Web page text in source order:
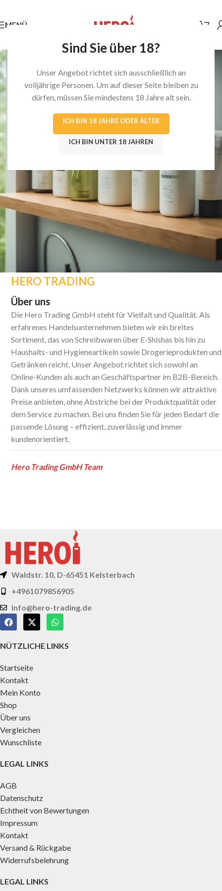
Sind Sie über 18?
Unser Angebot richtet sich ausschließlich an
volljährige Personen. Um auf dieser Seite bleiben zu
dürfen, müssen Sie mindestens 18 Jahre alt sein.
ICH BIN 18 JAHRE ODER ÄLTER
ICH BIN UNTER 18 JAHREN
MENÜ
HERO TRADING
Über uns
Die Hero Trading GmbH steht für Vielfalt und Qualität. Als
erfahrenes Handelsunternehmen bieten wir ein breites
Sortiment, das von Schreibwaren über E-Shishas bis hin zu
Haushalts- und Hygieneartikeln sowie Drogerieprodukten und
Getränken reicht. Unser Angebot richtet sich sowohl an
Online-Kunden als auch an Geschäftspartner im B2B-Bereich.
Dank unseres umfassenden Netzwerks können wir attraktive
Preise anbieten, ohne Abstriche bei der Produktqualität oder
dem Service zu machen. Bei uns finden Sie für jeden Bedarf die
passende Lösung – effizient, zuverlässig und immer
kundenorientiert.
Hero Trading GmbH Team
Waldstr. 10, D-65451 Kelsterbach
+4961079856905
info@hero-trading.de
NÜTZLICHE LINKS
Startseite
Kontakt
Mein Konto
Shop
Über uns
Vergleichen
Wunschliste
LEGAL LINKS
AGB
Datenschutz
Echtheit von Bewertungen
Impressum
Kontakt
Versand & Rückgabe
Widerrufsbelehrung
LEGAL LINKS